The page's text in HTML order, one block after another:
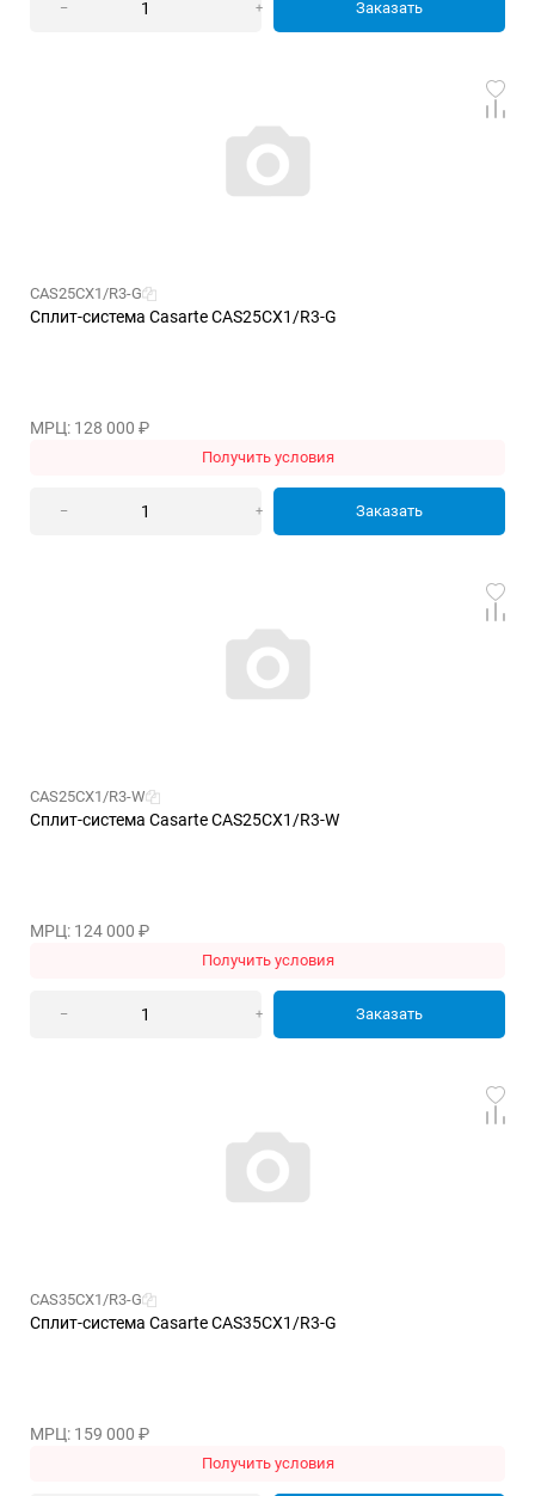
– + Заказать
CAS25CX1/R3-G
Сплит-система Casarte CAS25CX1/R3-G
МРЦ: 128 000 ₽
Получить условия
– + Заказать
CAS25CX1/R3-W
Сплит-система Casarte CAS25CX1/R3-W
МРЦ: 124 000 ₽
Получить условия
– + Заказать
CAS35CX1/R3-G
Сплит-система Casarte CAS35CX1/R3-G
МРЦ: 159 000 ₽
Получить условия